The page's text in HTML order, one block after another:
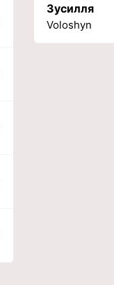
Зусилля
Voloshyn